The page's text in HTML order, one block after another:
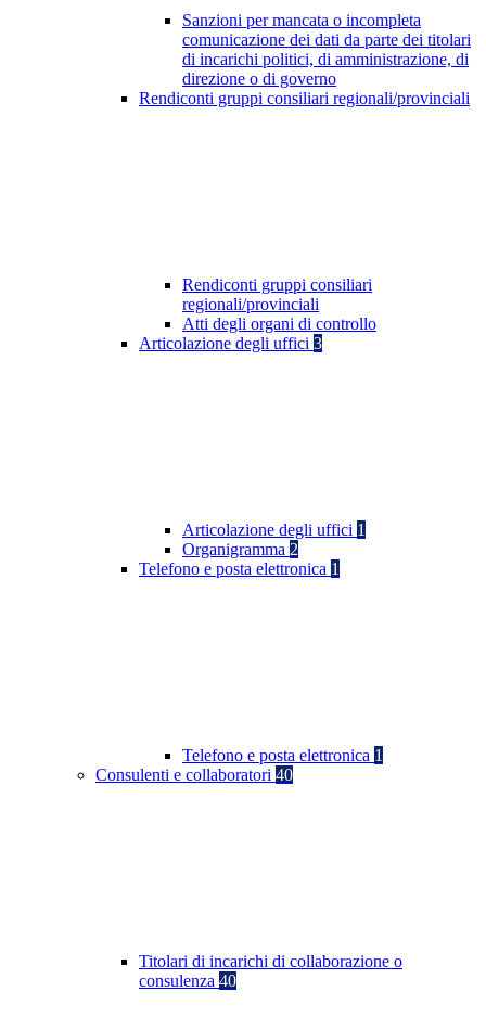
Sanzioni per mancata o incompleta
comunicazione dei dati da parte dei titolari
di incarichi politici, di amministrazione, di
direzione o di governo
Rendiconti gruppi consiliari regionali/provinciali
Rendiconti gruppi consiliari
regionali/provinciali
Atti degli organi di controllo
Articolazione degli uffici 3
Articolazione degli uffici 1
Organigramma 2
Telefono e posta elettronica 1
Telefono e posta elettronica 1
Consulenti e collaboratori 40
Titolari di incarichi di collaborazione o
consulenza 40